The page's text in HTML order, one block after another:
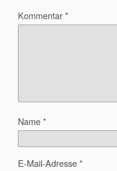
Kommentar*
Name*
E-Mail-Adresse*